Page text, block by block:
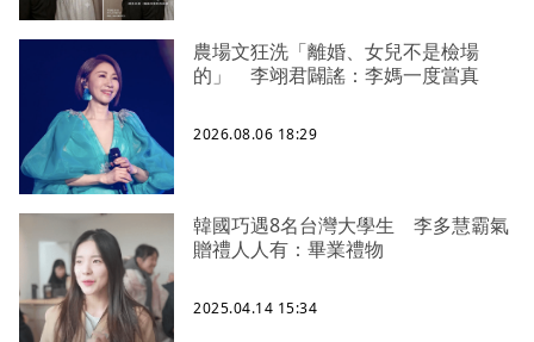
農場文狂洗「離婚、女兒不是檢場
的」 李翊君闢謠：李媽一度當真
2026.08.06 18:29
韓國巧遇8名台灣大學生 李多慧霸氣
贈禮人人有：畢業禮物
2025.04.14 15:34